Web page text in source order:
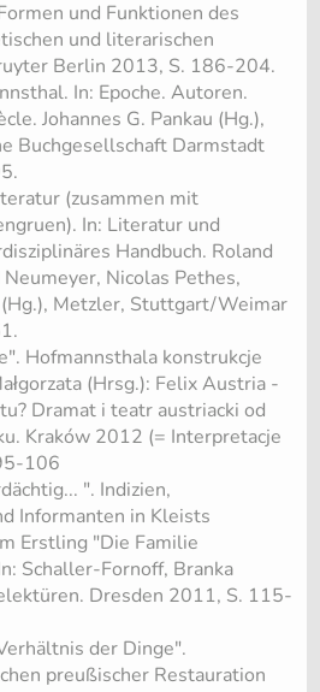
und Funktionen des
und literarischen
Berlin 2013, S. 186-204.
In: Epoche. Autoren.
Johannes G. Pankau (Hg.),
Buchgesellschaft Darmstadt
(zusammen mit
In: Literatur und
Handbuch. Roland
Nicolas Pethes,
Metzler, Stuttgart/Weimar
Hofmannsthala konstrukcje
(Hrsg.): Felix Austria -
Dramat i teatr austriacki od
Kraków 2012 (= Interpretacje
106
". Indizien,
Informanten in Kleists
Erstling "Die Familie
Schaller-Fornoff, Branka
Dresden 2011, S. 115-
der Dinge".
preußischer Restauration